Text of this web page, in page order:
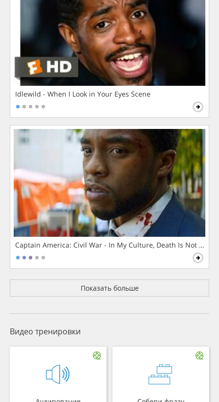
Idlewild - When I Look in Your Eyes Scene
Captain America: Civil War - In My Culture, Death Is Not The
Показать больше
Видео тренировки